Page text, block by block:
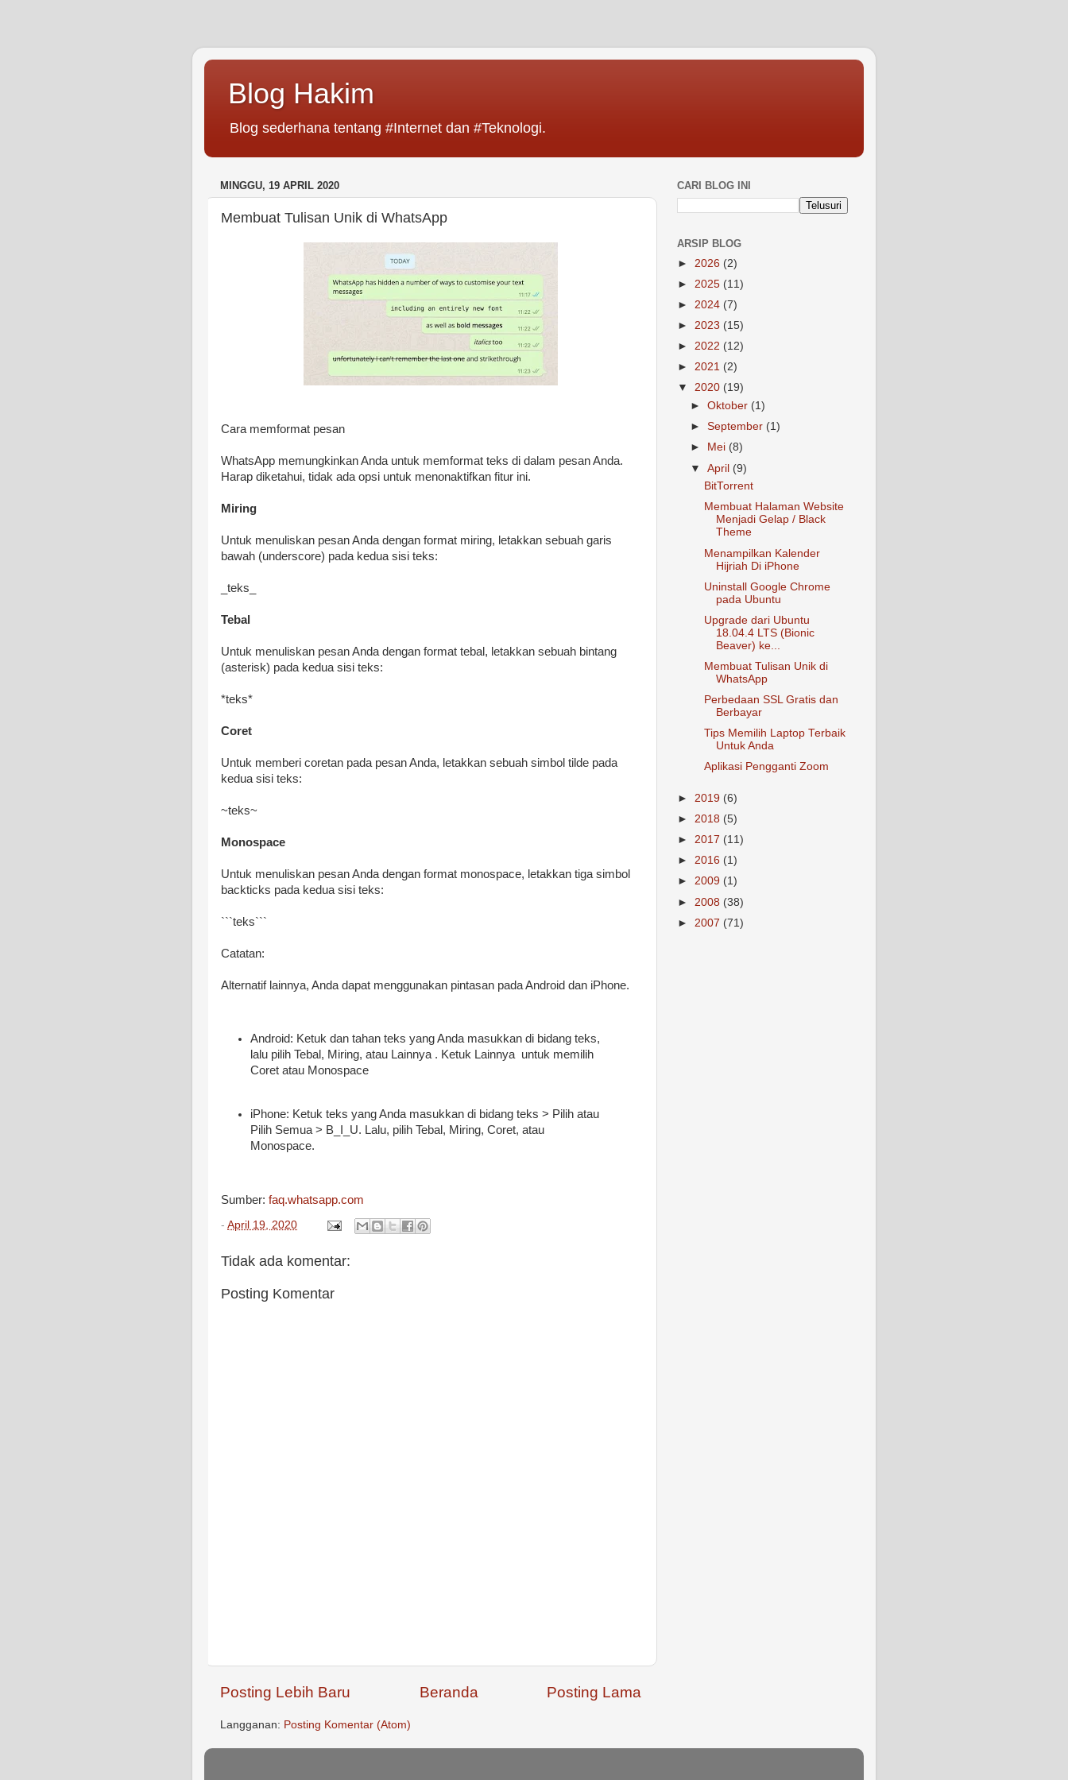
Blog Hakim
Blog sederhana tentang #Internet dan #Teknologi.
MINGGU, 19 APRIL 2020
Membuat Tulisan Unik di WhatsApp
Cara memformat pesan
WhatsApp memungkinkan Anda untuk memformat teks di dalam pesan Anda.
Harap diketahui, tidak ada opsi untuk menonaktifkan fitur ini.
Miring
Untuk menuliskan pesan Anda dengan format miring, letakkan sebuah garis
bawah (underscore) pada kedua sisi teks:
_teks_
Tebal
Untuk menuliskan pesan Anda dengan format tebal, letakkan sebuah bintang
(asterisk) pada kedua sisi teks:
*teks*
Coret
Untuk memberi coretan pada pesan Anda, letakkan sebuah simbol tilde pada
kedua sisi teks:
~teks~
Monospace
Untuk menuliskan pesan Anda dengan format monospace, letakkan tiga simbol
backticks pada kedua sisi teks:
```teks```
Catatan:
Alternatif lainnya, Anda dapat menggunakan pintasan pada Android dan iPhone.
Android: Ketuk dan tahan teks yang Anda masukkan di bidang teks,
lalu pilih Tebal, Miring, atau Lainnya . Ketuk Lainnya untuk memilih
Coret atau Monospace
iPhone: Ketuk teks yang Anda masukkan di bidang teks > Pilih atau
Pilih Semua > B_I_U. Lalu, pilih Tebal, Miring, Coret, atau
Monospace.
Sumber: faq.whatsapp.com
- April 19, 2020
Tidak ada komentar:
Posting Komentar
Posting Lebih Baru Posting Lama
Beranda
Langganan: Posting Komentar (Atom)
CARI BLOG INI
ARSIP BLOG
► 2026 (2)
► 2025 (11)
► 2024 (7)
► 2023 (15)
► 2022 (12)
► 2021 (2)
▼ 2020 (19)
►Oktober (1)
►September (1)
►
Mei (8)
▼April (9)
BitTorrent
Membuat Halaman Website
Menjadi Gelap / Black
Theme
Menampilkan Kalender
Hijriah Di iPhone
Uninstall Google Chrome
pada Ubuntu
Upgrade dari Ubuntu
18.04.4 LTS (Bionic
Beaver) ke...
Membuat Tulisan Unik di
WhatsApp
Perbedaan SSL Gratis dan
Berbayar
Tips Memilih Laptop Terbaik
Untuk Anda
Aplikasi Pengganti Zoom
► 2019 (6)
► 2018 (5)
► 2017 (11)
► 2016 (1)
► 2009 (1)
► 2008 (38)
► 2007 (71)